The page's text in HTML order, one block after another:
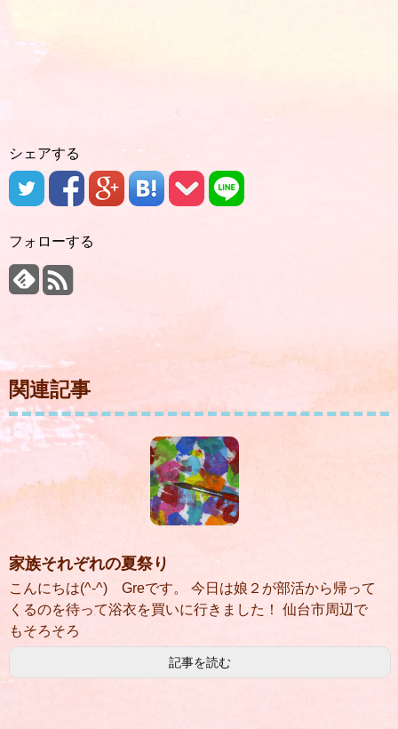
シェアする
フォローする
関連記事
家族それぞれの夏祭り
こんにちは(^-^) Greです。 今日は娘２が部活から帰って
くるのを待って浴衣を買いに行きました！ 仙台市周辺で
もそろそろ
記事を読む